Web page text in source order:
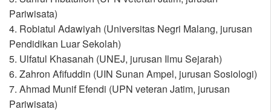
Pariwisata)
4. Robiatul Adawiyah (Universitas Negri Malang, jurusan
Pendidikan Luar Sekolah)
5. Ulfatul Khasanah (UNEJ, jurusan Ilmu Sejarah)
6. Zahron Afifuddin (UIN Sunan Ampel, jurusan Sosiologi)
7. Ahmad Munif Efendi (UPN veteran Jatim, jurusan
Pariwisata)